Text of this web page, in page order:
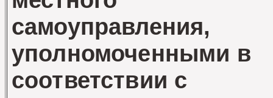
самоуправления,
уполномоченными в
соответствии с